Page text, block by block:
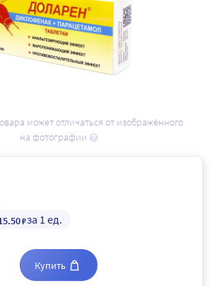
может отличаться от изображённого
на фотографии
.50₽за 1 ед.
Купить